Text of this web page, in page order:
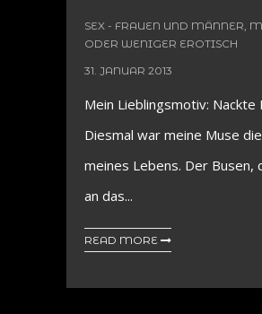
SEX - FRAUEN UND MÄNNER,
ODER WENIGER EROTISCH
31. JANUAR 2013
Mein Lieblingsmotiv: Nackte
Diesmal war meine Muse
meines Lebens. Der Busen,
an das...
READ MORE